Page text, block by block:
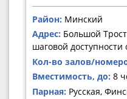
Район: Минский
Адрес: Большой
шаговой
Кол-во залов/
Вместимость, до: 8
Парная: Русская,